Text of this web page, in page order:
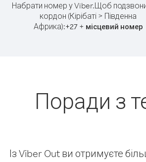
Набрати номер у Viber.Щоб
кордон (Кірібаті > Південна
Африка):+27+ місцевий номер
Поради з
Із Viber Out ви отримуєте